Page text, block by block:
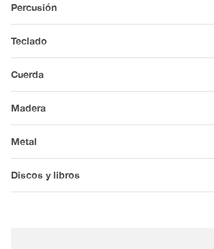
Percusión
Teclado
Cuerda
Madera
Metal
Discos y libros